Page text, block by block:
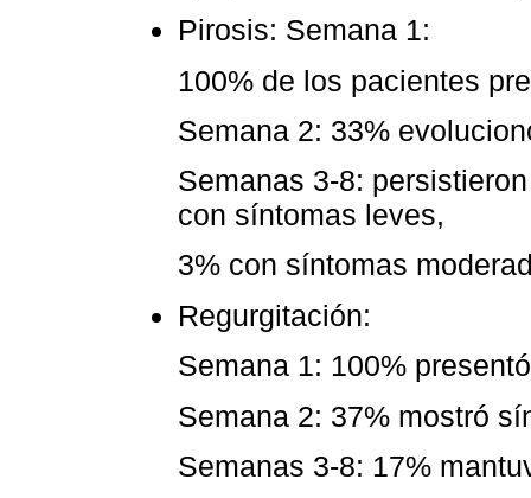
Pirosis: Semana 1:
100% de los pacientes
Semana 2: 33%
Semanas 3-8:
con síntomas leves,
3% con síntomas
Regurgitación:
Semana 1: 100%
Semana 2: 37% mostró
Semanas 3-8: 17%